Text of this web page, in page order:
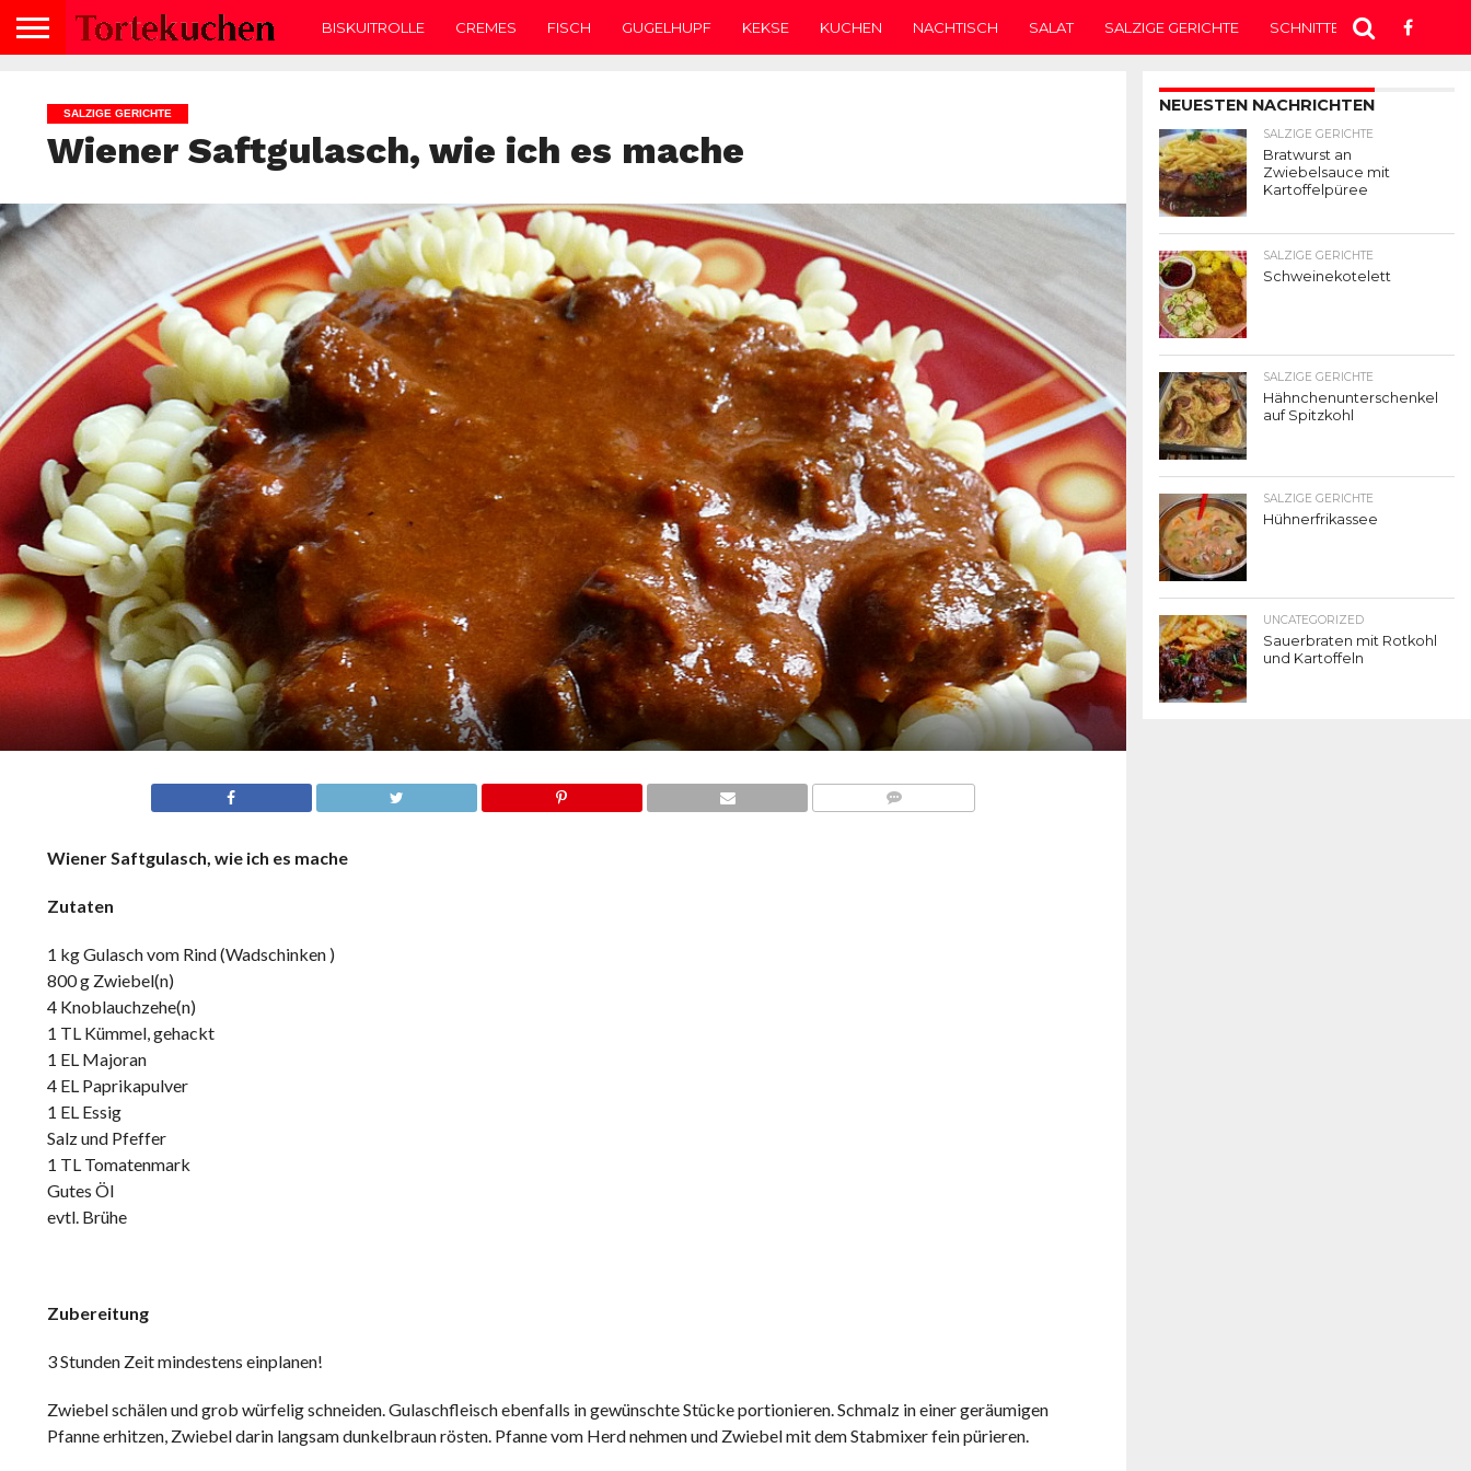
BISKUITROLLE CREMES FISCH GUGELHUPF KEKSE KUCHEN NACHTISCH SALAT SALZIGE GERICHTE SCHNITTEN SUPPE
SALZIGE GERICHTE
Wiener Saftgulasch, wie ich es mache
Wiener Saftgulasch, wie ich es mache
Zutaten
1 kg Gulasch vom Rind (Wadschinken )
800 g Zwiebel(n)
4 Knoblauchzehe(n)
1 TL Kümmel, gehackt
1 EL Majoran
4 EL Paprikapulver
1 EL Essig
Salz und Pfeffer
1 TL Tomatenmark
Gutes Öl
evtl. Brühe
Zubereitung
3 Stunden Zeit mindestens einplanen!
Zwiebel schälen und grob würfelig schneiden. Gulaschfleisch ebenfalls in gewünschte Stücke portionieren. Schmalz in einer geräumigen
Pfanne erhitzen, Zwiebel darin langsam dunkelbraun rösten. Pfanne vom Herd nehmen und Zwiebel mit dem Stabmixer fein pürieren.
NEUESTEN NACHRICHTEN
SALZIGE GERICHTE
Bratwurst an
Zwiebelsauce mit
Kartoffelpüree
SALZIGE GERICHTE
Schweinekotelett
SALZIGE GERICHTE
Hähnchenunterschenkel
auf Spitzkohl
SALZIGE GERICHTE
Hühnerfrikassee
UNCATEGORIZED
Sauerbraten mit Rotkohl
und Kartoffeln